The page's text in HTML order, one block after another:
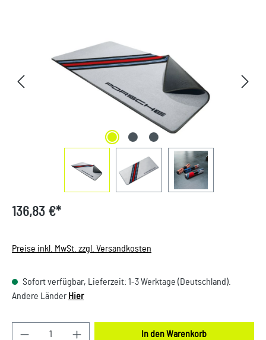
136,83 €*
Preise inkl. MwSt. zzgl. Versandkosten
Sofort verfügbar, Lieferzeit: 1-3 Werktage (Deutschland).
Andere Länder Hier
Produkt Anzahl: Gib den gewünschten Wert ein
In den Warenkorb